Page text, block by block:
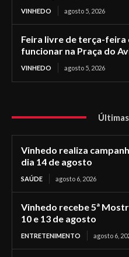
VINHEDO agosto 5, 2026
Feira livre de terça-feira
funcionar na Praça do
VINHEDO agosto 5, 2026
Vinhedo realiza
dia 14 de agosto
SAÚDE agosto 6, 2026
Vinhedo recebe 5ª
10 e 13 de agosto
ENTRETENIMENTO agosto 6,